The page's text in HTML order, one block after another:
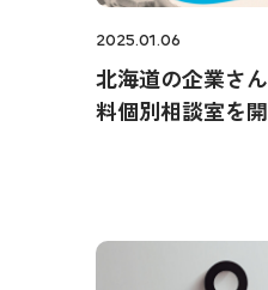
2025.01.06
北海道の企業さ
料個別相談室を